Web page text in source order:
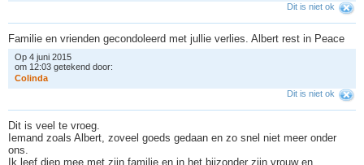
Dit is niet ok
Familie en vrienden gecondoleerd met jullie verlies. Albert rest in Peace
Op 4 juni 2015
om 12:03 getekend door:
Co inda
Dit is niet ok
Dit is veel te vroeg.
Iemand zoals Albert, zoveel goeds gedaan en zo snel niet meer onder
ons.
Ik leef diep mee met zijn familie en in het bijzonder zijn vrouw en